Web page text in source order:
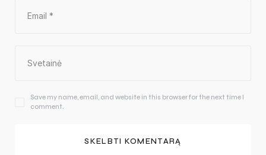
Save my name, email, and website in this browser for the next time I
comment.